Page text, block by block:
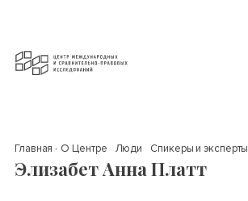
Главная О Центре Люди Спикеры и эксперты
Элизабет Анна Платт